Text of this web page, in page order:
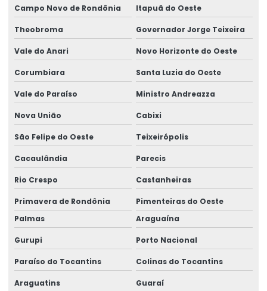
Semipórtico Rolante Monoviga
Semipórtico Rolante Para Movimentação De Cargas
Semipórtico Rolante Personalizado Para Galpão
Semipórticos Rolantes Para Indústria
Semipórticos Rolantes Para Uso Industrial
Serviço De Manutenção De Geradores
Serviços De Elaboração De Projetos
Sirene De Segurança Ma100 Para Indústria
Sistema L Invertido Para Monovias
Talha Elétrica
Talha Elétrica De 1 Tonelada A 32 Toneladas
Talha Elétrica De Cabo De Aço
Talha Elétrica Especial De 4 A 200 Toneladas
Campo Novo de Rondônia Itapuã do Oeste
Theobroma Governador Jorge Teixeira
Vale do Anari Novo Horizonte do Oeste
Corumbiara Santa Luzia do Oeste
Vale do Paraíso Ministro Andreazza
Nova União Cabixi
São Felipe do Oeste Teixeirópolis
Cacaulândia Parecis
Rio Crespo Castanheiras
Primavera de Rondônia
Pimenteiras do Oeste
Palmas
Araguaína
Gurupi Porto Nacional
Paraíso do Tocantins Colinas do Tocantins
Araguatins Guaraí